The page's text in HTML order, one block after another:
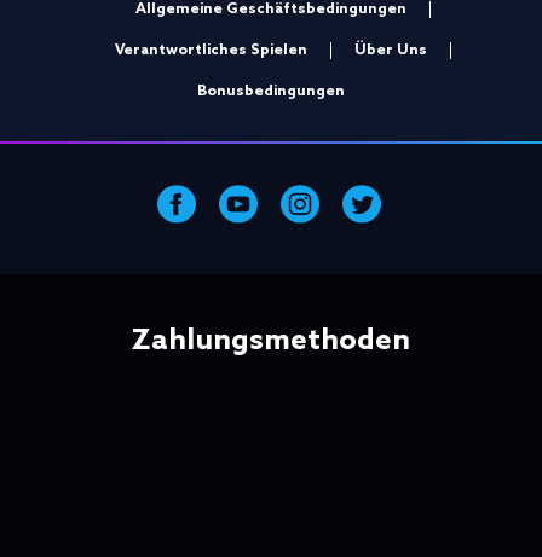
Allgemeine Geschäftsbedingungen
Verantwortliches Spielen Über Uns
Bonusbedingungen
Zahlungsmethoden